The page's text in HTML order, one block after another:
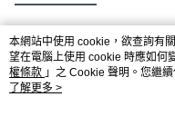
熱門標籤
本網站中使用 cookie，欲查詢有
望在電腦上使用 cookie 時應如何
權條款 」之 Cookie 聲明。您繼
用條款之 Cookie 聲明使用 cookie
了解更多 >